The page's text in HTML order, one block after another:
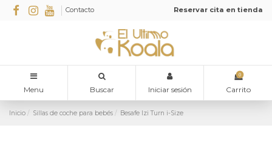
Contacto Reservar cita en tienda
Menu Buscar Iniciar sesión
0
Carrito
Inicio Sillas de coche para bebés Besafe Izi Turn i-Size